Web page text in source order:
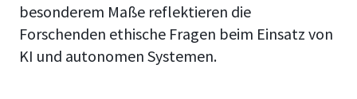
besonderem Maße reflektieren die
Forschenden ethische Fragen beim Einsatz von
KI und autonomen Systemen.